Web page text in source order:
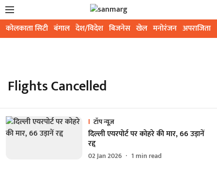
कोलकाता सिटी बंगाल देश/विदेश बिजनेस खेल मनोरंजन अपराजिता
Flights Cancelled
टॉप न्यूज़
दिल्ली एयरपोर्ट पर कोहरे की मार, 66 उड़ानें
रद्द
02 Jan 2026 1 min read